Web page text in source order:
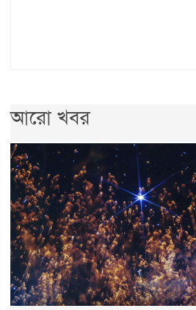
আরো খবর